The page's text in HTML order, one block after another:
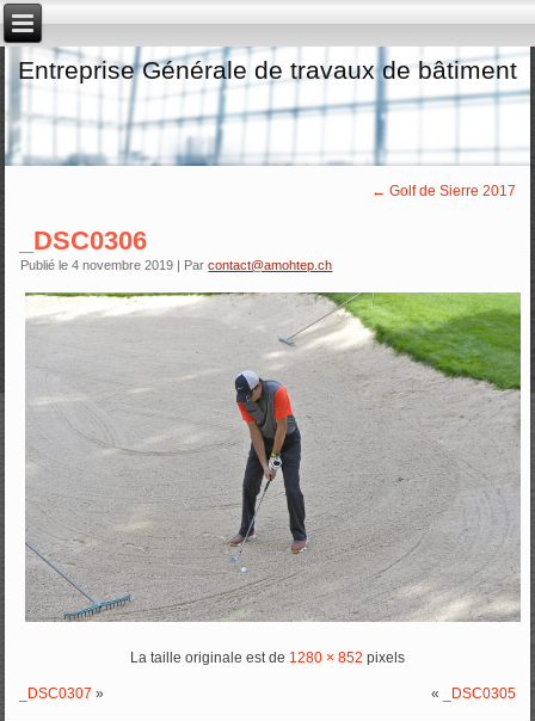
Entreprise Générale de travaux de bâtiment
← Golf de Sierre 2017
_DSC0306
Publié le 4 novembre 2019 | Par contact@amohtep.ch
La taille originale est de 1280 × 852 pixels
_DSC0307 » « _DSC0305